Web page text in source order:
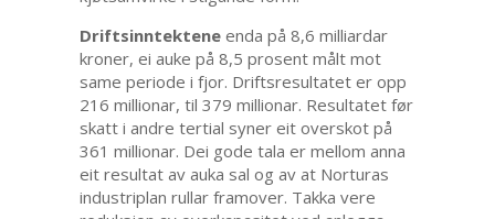
Driftsinntektene enda på 8,6 milliardar
kroner, ei auke på 8,5 prosent målt mot
same periode i fjor. Driftsresultatet er opp
216 millionar, til 379 millionar. Resultatet før
skatt i andre tertial syner eit overskot på
361 millionar. Dei gode tala er mellom anna
eit resultat av auka sal og av at Norturas
industriplan rullar framover. Takka vere